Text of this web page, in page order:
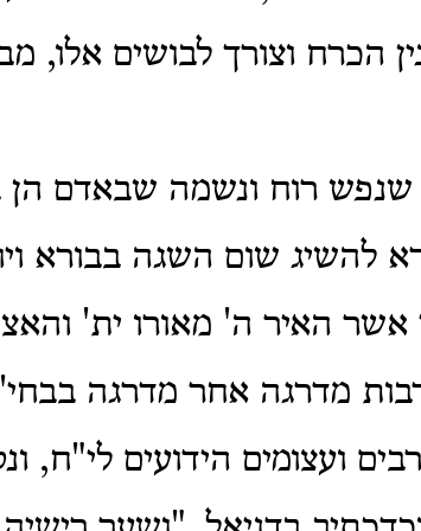
הכרח וצורך לבושים אלו,
שנפש רוח ונשמה שבאדם הן
להשיג שום השגה בבורא
אשר האיר ה' מאורו ית'
מדרגה אחר מדרגה בבחי'
ועצומים הידועים לי"ח,